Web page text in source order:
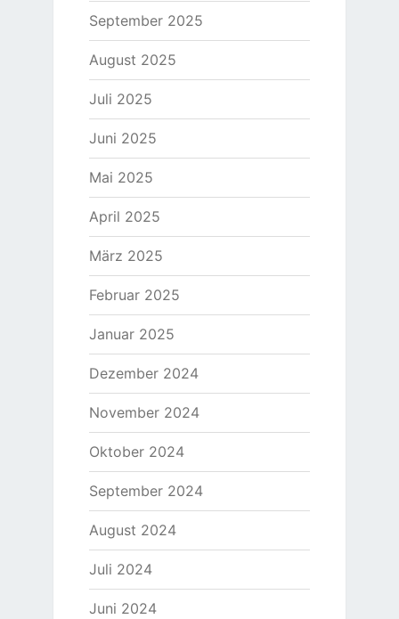
September 2025
August 2025
Juli 2025
Juni 2025
Mai 2025
April 2025
März 2025
Februar 2025
Januar 2025
Dezember 2024
November 2024
Oktober 2024
September 2024
August 2024
Juli 2024
Juni 2024